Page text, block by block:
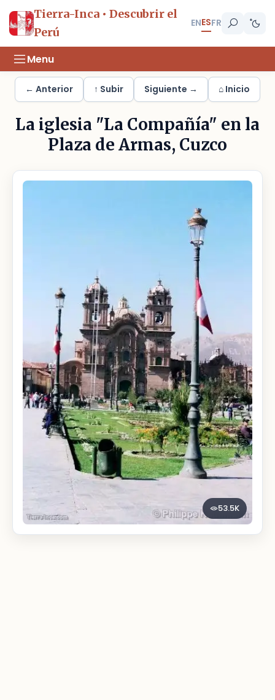
Tierra-Inca • Descubrir el
Perú
ENESFR
Menu
← Anterior ↑ Subir Siguiente → ⌂ Inicio
La iglesia "La Compañía" en la
Plaza de Armas, Cuzco
53.5K